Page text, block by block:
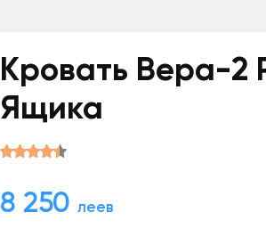
Кровать Вера-2
Ящика
8 250 леев